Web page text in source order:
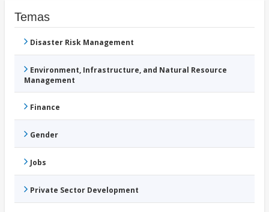
Temas
Disaster Risk Management
Environment, Infrastructure, and Natural Resource
Management
Finance
Gender
Jobs
Private Sector Development